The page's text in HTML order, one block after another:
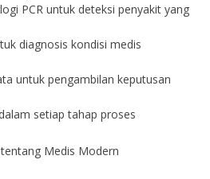
PCR untuk deteksi penyakit yang
diagnosis kondisi medis
untuk pengambilan keputusan
setiap tahap proses
Medis Modern